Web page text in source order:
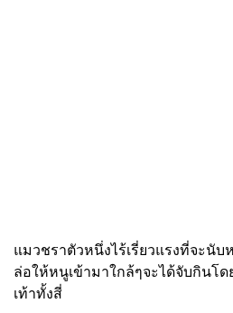
แมวชราตัวหนึ่งไร้เรี่ยวแรงที่จะนั
ล่อให้หนูเข้ามาใกล้ๆจะได้จับกินโด
เท้าทั้งสี่